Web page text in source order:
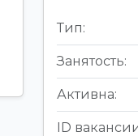
Тип:
Занятость:
Активна:
ID